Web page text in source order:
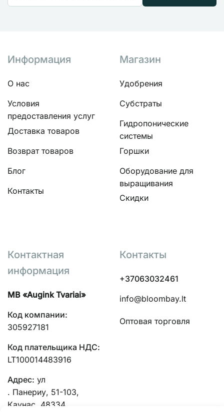
Информация
О нас
Условия
предоставления услуг
Доставка товаров
Возврат товаров
Блог
Контакты
Магазин
Удобрения
Субстраты
Гидропонические
системы
Горшки
Оборудование для
выращивания
Скидки
Контактная
информация
MB «Augink Tvariai»
Код компании:
305927181
Код плательщика НДС:
LT100014483916
Адрес: ул
. Панериу, 51-103,
Каунас, 48334
Контакты
+37063032461
info@bloombay.lt
Оптовая торговля